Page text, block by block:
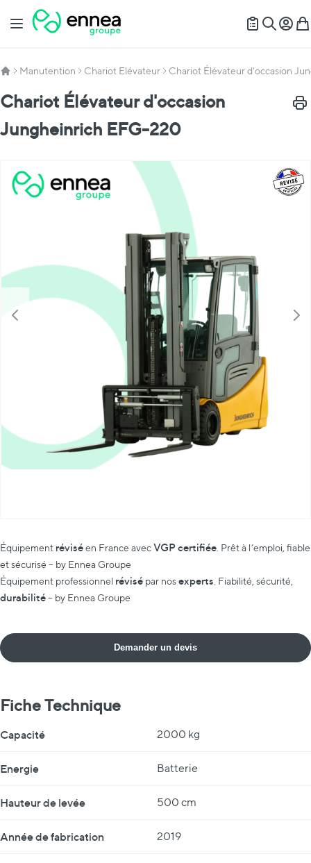
Allez au contenu
Basculer la navigation
Mon
Manutention Chariot Elévateur Chariot Élévateur d'occasion
Chariot Élévateur d'occasion
Jungheinrich EFG-220
Équipement réviséen France avecVGP certifiée . Prêt à l’emploi, fiable
et sécurisé – by Ennea Groupe
Équipement professionnel révisé par nosexperts . Fiabilité, sécurité,
durabilité– by Ennea Groupe
Demander un devis
Fiche Technique
Capacité 2000 kg
Energie Batterie
Hauteur de levée 500 cm
Année de fabrication 2019